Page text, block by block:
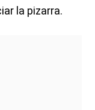
la pizarra.